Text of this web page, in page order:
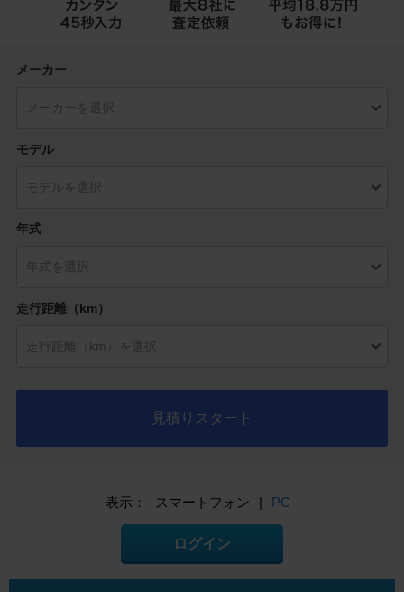
メーカー
モデル
年式
走行距離（km）
見積りスタート
表示： スマートフォン PC
ログイン